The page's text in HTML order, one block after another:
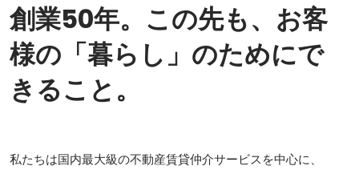
創業50年。この先も、お客
様の「暮らし」のためにで
きること。
私たちは国内最大級の不動産賃貸仲介サービスを中心に、